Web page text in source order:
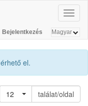
Bejelentkezés
érhető el.
12
találat/oldal